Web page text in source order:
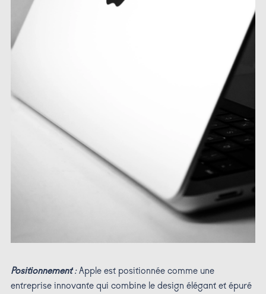
Positionnement:Apple est positionnée comme une
entreprise innovante qui combine le design élégant et épuré